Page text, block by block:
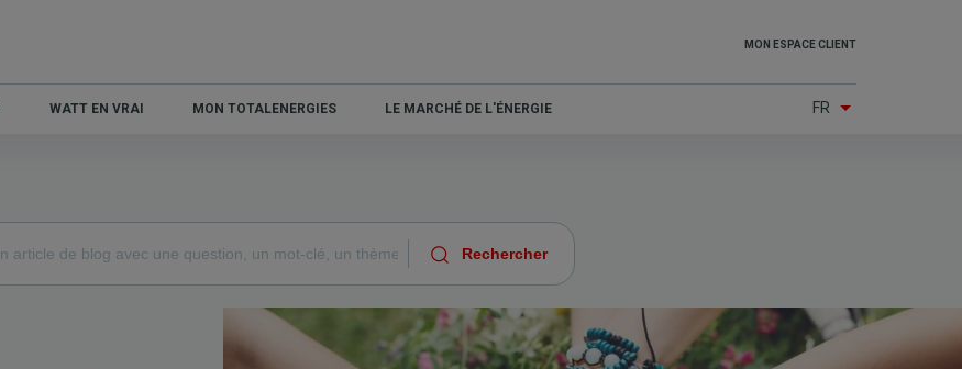
WATT EN VRAI MON TOTALENERGIES LE MARCHÉ DE L'ÉNERGIE
Top
menu
MON ESPACE CLIENT
FR